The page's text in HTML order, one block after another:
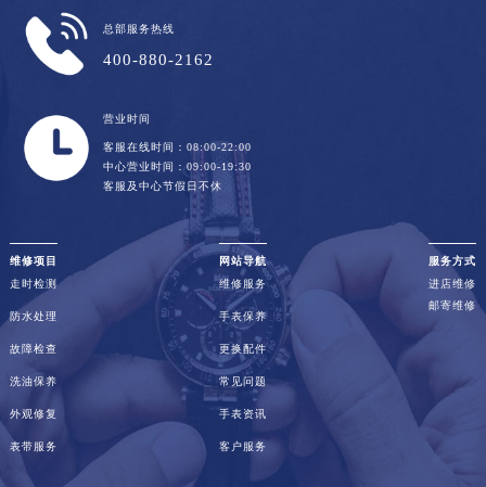
总部服务热线
400-880-2162
营业时间
客服在线时间：08:00-22:00
中心营业时间：09:00-19:30
客服及中心节假日不休
维修项目
走时检测
防水处理
故障检查
洗油保养
外观修复
表带服务
网站导航
维修服务
手表保养
更换配件
常见问题
手表资讯
客户服务
服务方式
进店维修
邮寄维修